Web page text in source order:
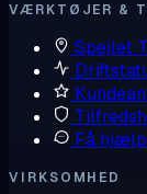
VÆRKTØJER &
Spejlet
Få hjælp
VIRKSOMHED